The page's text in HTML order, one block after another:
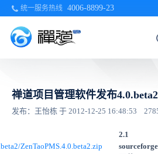
统一服务热线 4006-8899-23
禅道项目管理软件发布
发布：王怡栋 于 2012-12-25 16:48:53
2.1
sourceforge
ZenTaoPMS.4.0.beta2.zip